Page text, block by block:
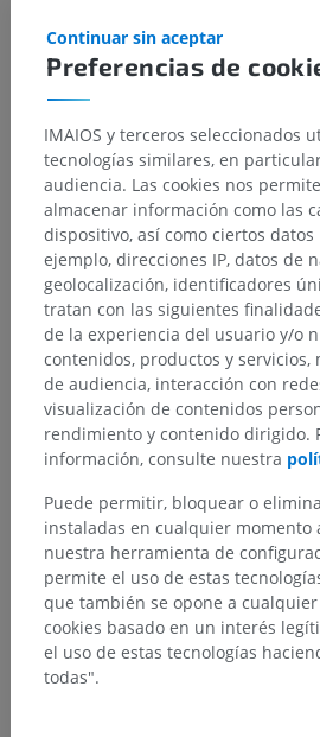
Jerarquía anatómica
Preferencias de
Continuar sin aceptar
IMAIOS y terceros seleccionados
tecnologías similares, en
audiencia. Las cookies nos
almacenar información como las
dispositivo, así como ciertos
ejemplo, direcciones IP, datos de
geolocalización, identificadores
tratan con las siguientes
de la experiencia del usuario y/o
contenidos, productos y servicios,
de audiencia, interacción con
visualización de contenidos
rendimiento y contenido dirigido.
información, consulte nuestra
Puede permitir, bloquear o
instaladas en cualquier momento
nuestra herramienta de
permite el uso de estas
que también se opone a
cookies basado en un interés
el uso de estas tecnologías
todas".